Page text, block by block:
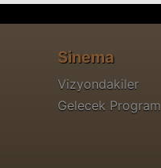
Sinema
Vizyondakiler
Gelecek Program